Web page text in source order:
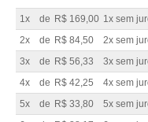
1x de R$ 169,00 1x sem
2x
de R$ 84,50 2x sem
3x
de R$ 56,33 3x sem
4x
de R$ 42,25 4x sem
5x
de R$ 33,80 5x sem